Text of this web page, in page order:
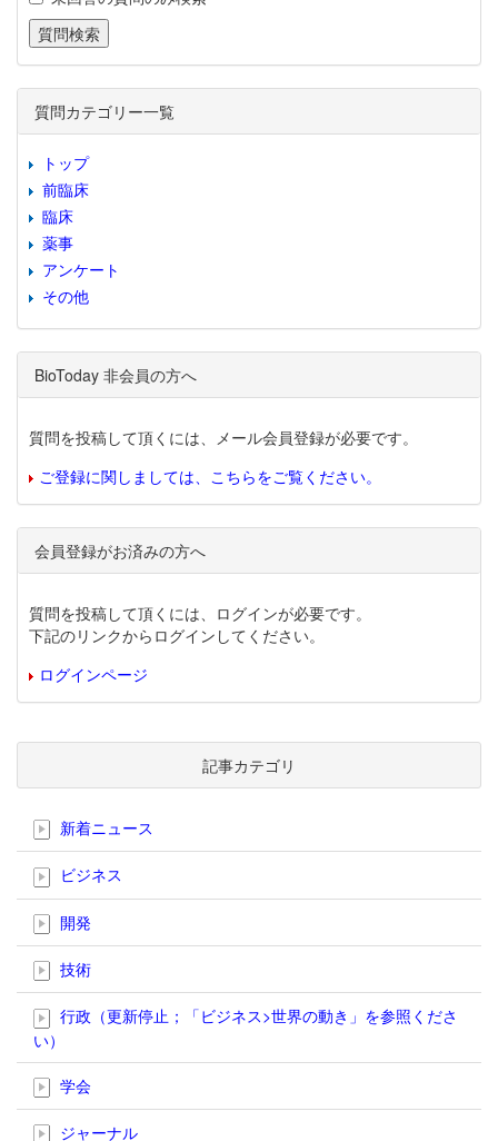
質問カテゴリー一覧
トップ
前臨床
臨床
薬事
アンケート
その他
BioToday 非会員の方へ
質問を投稿して頂くには、メール会員登録が必要です。
ご登録に関しましては、こちらをご覧ください。
会員登録がお済みの方へ
質問を投稿して頂くには、ログインが必要です。
下記のリンクからログインしてください。
ログインページ
記事カテゴリ
新着ニュース
ビジネス
開発
技術
行政（更新停止；「ビジネス>世界の動き」を参照くださ
い）
学会
ジャーナル